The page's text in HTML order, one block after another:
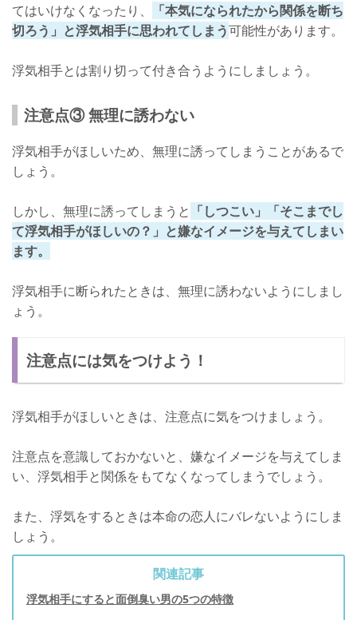
てはいけなくなったり、
「本気になられたから関係を断ち
切ろう」と浮気相手に思われてしまう可能性があります。
浮気相手とは割り切って付き合うようにしましょう。
注意点③ 無理に誘わない
浮気相手がほしいため、無理に誘ってしまうことがあるで
しょう。
しかし、無理に誘ってしまうと 「しつこい」「そこまでし
て浮気相手がほしいの？」と嫌なイメージを与えてしまい
ます。
浮気相手に断られたときは、無理に誘わないようにしまし
ょう。
注意点には気をつけよう！
浮気相手がほしいときは、注意点に気をつけましょう。
注意点を意識しておかないと、嫌なイメージを与えてしま
い、浮気相手と関係をもてなくなってしまうでしょう。
また、浮気をするときは本命の恋人にバレないようにしま
しょう。
関連記事
浮気相手にすると面倒臭い男の5つの特徴